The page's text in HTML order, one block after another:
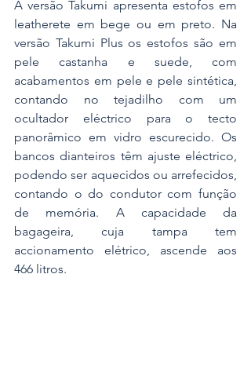
A versão Takumi apresenta estofos em
leatherete em bege ou em preto. Na
versão Takumi Plus os estofos são em
pele castanha e suede, com
acabamentos em pele e pele sintética,
contando no tejadilho com um
ocultador eléctrico para o tecto
panorâmico em vidro escurecido. Os
bancos dianteiros têm ajuste eléctrico,
podendo ser aquecidos ou arrefecidos,
contando o do condutor com função
de memória. A capacidade da
bagageira, cuja tampa tem
accionamento elétrico, ascende aos
466 litros.